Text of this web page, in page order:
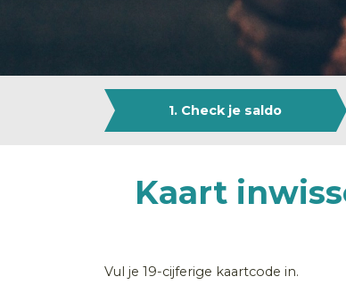
1. Check je saldo
Kaart
Vul je 19-cijferige kaartcode in.